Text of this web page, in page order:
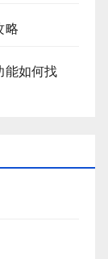
略
能如何找